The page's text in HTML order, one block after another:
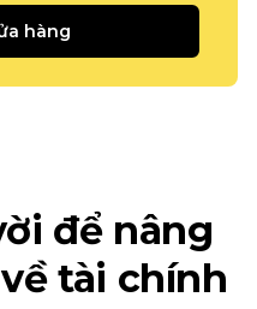
hàng
để nâng
tài chính